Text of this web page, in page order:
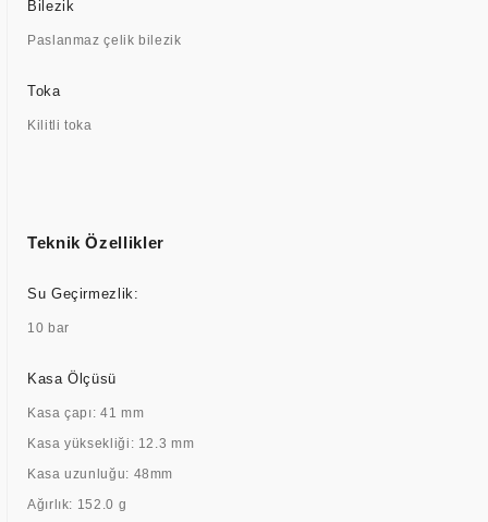
Bilezik
Paslanmaz çelik bilezik
Toka
Kilitli toka
Teknik Özellikler
Su Geçirmezlik:
10 bar
Kasa Ölçüsü
Kasa çapı: 41 mm
Kasa yüksekliği: 12.3 mm
Kasa uzunluğu: 48mm
Ağırlık: 152.0 g